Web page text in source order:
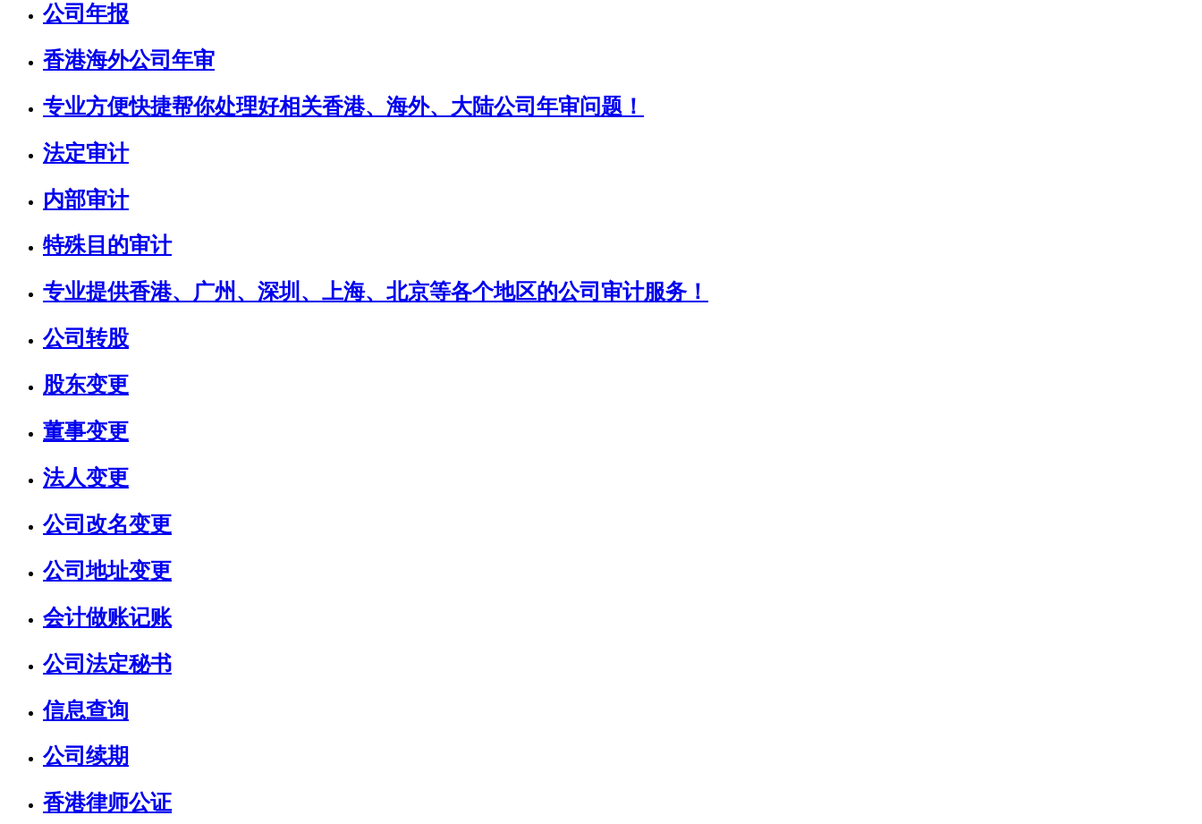
公司年报
香港海外公司年审
专业方便快捷帮你处理好相关香港、海外、大陆公司年审问题！
法定审计
内部审计
特殊目的审计
专业提供香港、广州、深圳、上海、北京等各个地区的公司审计服务！
公司转股
股东变更
董事变更
法人变更
公司改名变更
公司地址变更
会计做账记账
公司法定秘书
信息查询
公司续期
香港律师公证